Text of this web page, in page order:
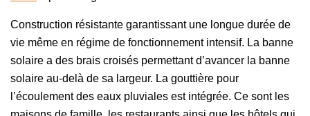
Construction résistante garantissant une longue durée de
vie même en régime de fonctionnement intensif. La banne
solaire a des brais croisés permettant d’avancer la banne
solaire au-delà de sa largeur. La gouttière pour
l’écoulement des eaux pluviales est intégrée. Ce sont les